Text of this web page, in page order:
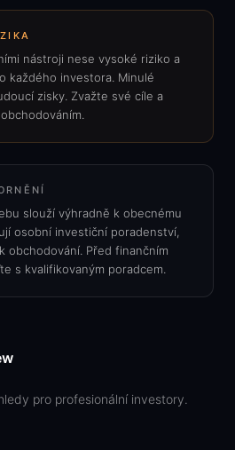
nástroji nese vysoké riziko a
každého investora. Minulé
zisky. Zvažte své cíle a
slouží výhradně k obecnému
osobní investiční poradenství,
obchodování. Před finančním
s kvalifikovaným poradcem.
pro profesionální investory.